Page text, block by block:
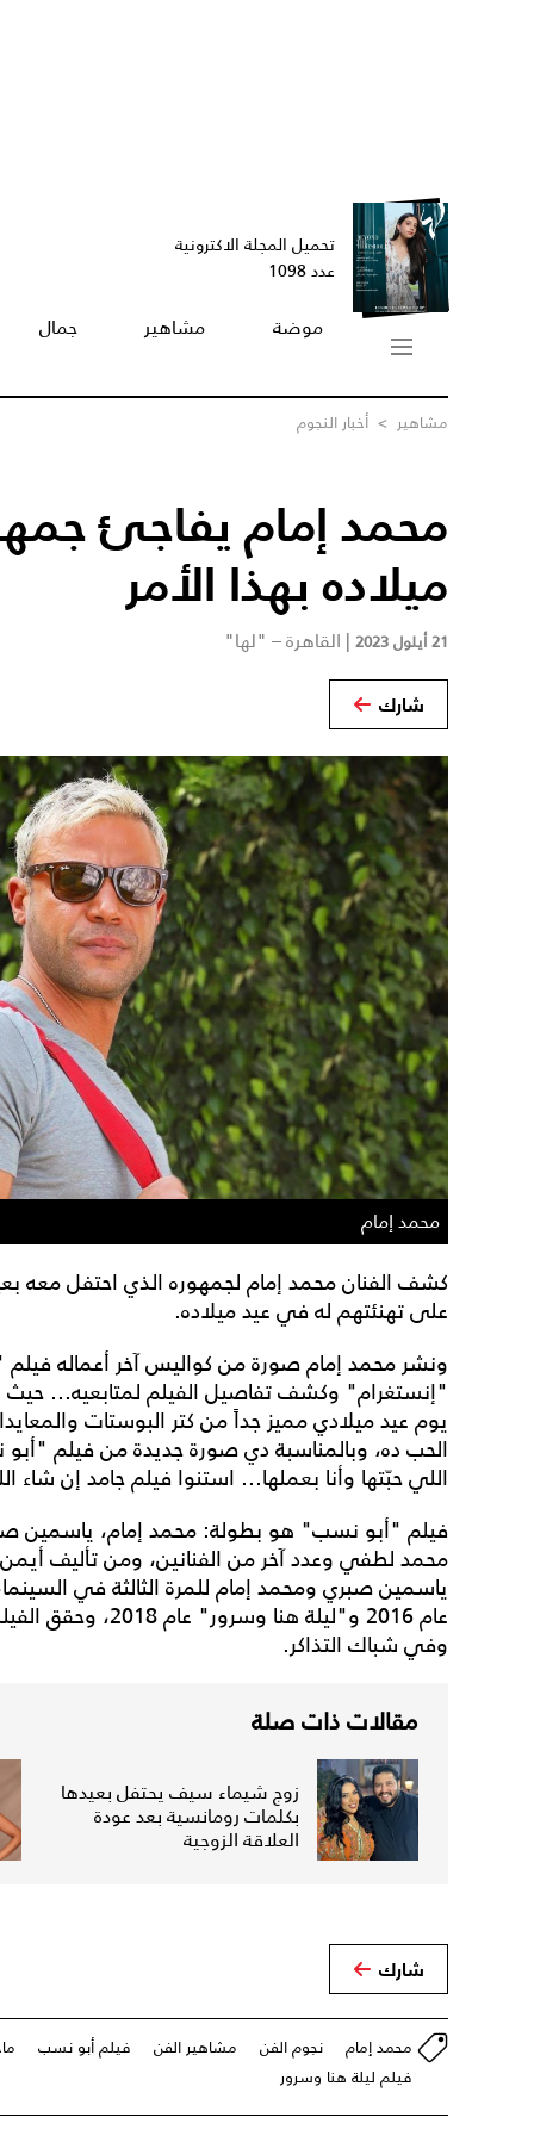
تحميل المجلة الاكترونية
عدد 1098
موضة مشاهير جمال
مشاهير > أخبار النجوم
محمد إمام يفاجئ
ميلاده بهذا الأمر
21 أيلول 2023 | القاهرة – "لها"
شارك
محمد إمام
كشف الفنان محمد إمام لجمهوره الذي احتفل معه
على تهنئتهم له في عيد ميلاده.
ونشر محمد إمام صورة من كواليس آخر أعماله
"إنستغرام" وكشف تفاصيل الفيلم لمتابعيه... حيث
يوم عيد ميلادي مميز جداً من كتر البوستات
الحب ده، وبالمناسبة دي صورة جديدة من فيلم
اللي حبّتها وأنا بعملها... استنوا فيلم جامد إن شاء الله... ديسمبر ٢٠٢٣
فيلم "أبو نسب" هو بطولة: محمد إمام، ياسمين
محمد لطفي وعدد آخر من الفنانين، ومن تأليف أيمن
ياسمين صبري ومحمد إمام للمرة الثالثة في
عام 2016 و"ليلة هنا
وفي شباك التذاكر.
مقالات ذات صلة
زوج شيماء سيف يحتفل بعيدها
بكلمات رومانسية بعد عودة
العلاقة الزوجية
شارك
محمد إمام نجوم الفن مشاهير الفن فيلم أبو نسب
فيلم ليلة هنا وسرور